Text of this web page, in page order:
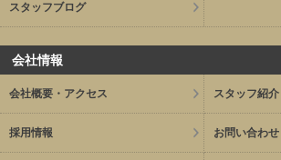
スタッフブログ
会社情報
会社概要・アクセス スタッフ紹介
採用情報 お問い合わせ